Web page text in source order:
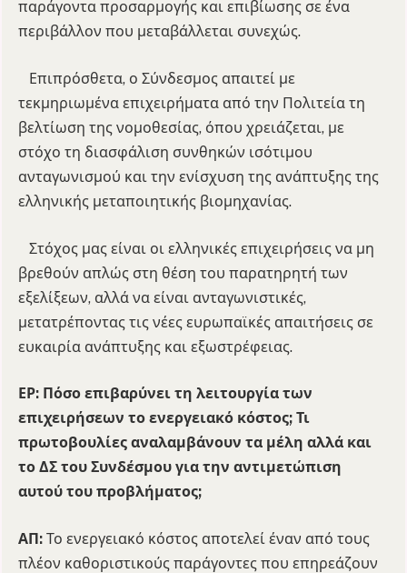
παράγοντα προσαρμογής και επιβίωσης σε ένα
περιβάλλον που μεταβάλλεται συνεχώς.
Επιπρόσθετα, ο Σύνδεσμος απαιτεί με
τεκμηριωμένα επιχειρήματα από την Πολιτεία τη
βελτίωση της νομοθεσίας, όπου χρειάζεται, με
στόχο τη διασφάλιση συνθηκών ισότιμου
ανταγωνισμού και την ενίσχυση της ανάπτυξης της
ελληνικής μεταποιητικής βιομηχανίας.
Στόχος μας είναι οι ελληνικές επιχειρήσεις να μη
βρεθούν απλώς στη θέση του παρατηρητή των
εξελίξεων, αλλά να είναι ανταγωνιστικές,
μετατρέποντας τις νέες ευρωπαϊκές απαιτήσεις σε
ευκαιρία ανάπτυξης και εξωστρέφειας.
ΕΡ: Πόσο επιβαρύνει τη λειτουργία των
επιχειρήσεων το ενεργειακό κόστος; Τι
πρωτοβουλίες αναλαμβάνουν τα μέλη αλλά και
το ΔΣ του Συνδέσμου για την αντιμετώπιση
αυτού του προβλήματος;
ΑΠ: Το ενεργειακό κόστος αποτελεί έναν από τους
πλέον καθοριστικούς παράγοντες που επηρεάζουν